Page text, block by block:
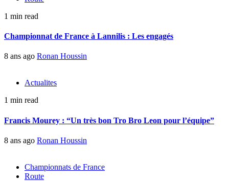
1 min read
Championnat de France à Lannilis : Les engagés
8 ans ago Ronan Houssin
Actualites
1 min read
Francis Mourey : “Un très bon Tro Bro Leon pour l’équipe”
8 ans ago Ronan Houssin
Championnats de France
Route